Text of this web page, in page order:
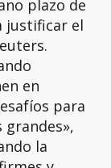
plazo de
justificar el
en
para
la